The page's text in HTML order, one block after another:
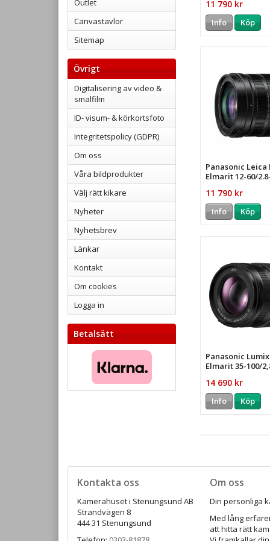
Outlet
Canvastavlor
Sitemap
Övrigt
Digitalisering av video &
smalfilm
ID- visum- & körkortsfoto
Integritetspolicy (GDPR)
Om oss
Våra bildprodukter
Välj rätt kikare
Nyheter
Nyhetsbrev
Länkar
Kontakt
Om cookies
Logga in
Betalsätt
11 790 kr
Info Köp
Panasonic Leica
Elmarit 12-60/
11 790 kr
Info Köp
Panasonic
Elmarit 35-100/
14 690 kr
Info Köp
Kontakta oss
Kamerahuset i Stenungsund AB
Strandvägen 8
444 31 Stenungsund
Om oss
Din personliga
Med lång
att hitta rätt